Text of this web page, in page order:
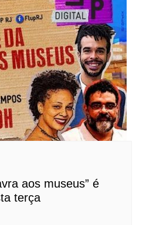
aos museus” é
terça